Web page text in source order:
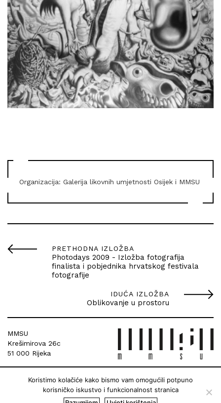
Organizacija: Galerija likovnih umjetnosti Osijek i MMSU
PRETHODNA IZLOŽBA
Photodays 2009 - Izložba fotografija
finalista i pobjednika hrvatskog festivala
fotografije
IDUĆA IZLOŽBA
Oblikovanje u prostoru
MMSU
Krešimirova 26c
51 000 Rijeka
Koristimo kolačiće kako bismo vam omogućili potpuno
korisničko iskustvo i funkcionalnost stranica